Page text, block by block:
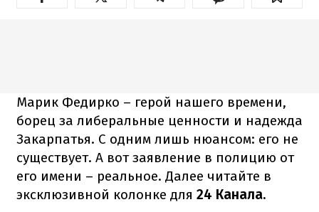
Марик Федирко – герой нашего времени,
борец за либеральные ценности и надежда
Закарпатья. С одним лишь нюансом: его не
существует. А вот заявление в полицию от
его имени – реальное. Далее читайте в
эксклюзивной колонке для 24 Канала.